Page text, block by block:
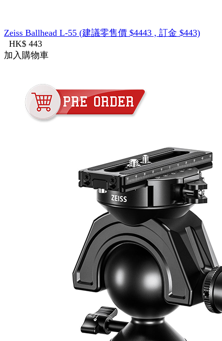
Zeiss Ballhead L-55 (建議零售價 $4443 , 訂金 $443)
HK$ 443
加入購物車